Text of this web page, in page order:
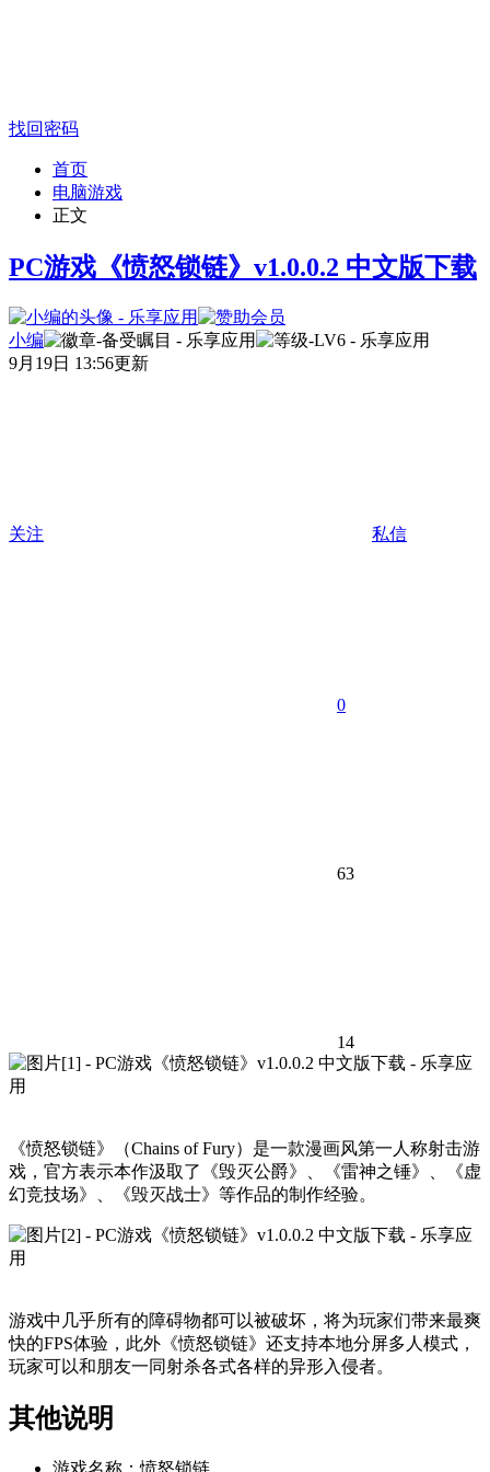
找回密码
首页
电脑游戏
正文
PC游戏《愤怒锁链》v1.0.0.2 中文版下载
小编
9月19日 13:56更新
关注 私信
0
63
14
《愤怒锁链》（Chains of Fury）是一款漫画风第一人称射击游
戏，官方表示本作汲取了《毁灭公爵》、《雷神之锤》、《虚
幻竞技场》、《毁灭战士》等作品的制作经验。
游戏中几乎所有的障碍物都可以被破坏，将为玩家们带来最爽
快的FPS体验，此外《愤怒锁链》还支持本地分屏多人模式，
玩家可以和朋友一同射杀各式各样的异形入侵者。
其他说明
游戏名称：愤怒锁链